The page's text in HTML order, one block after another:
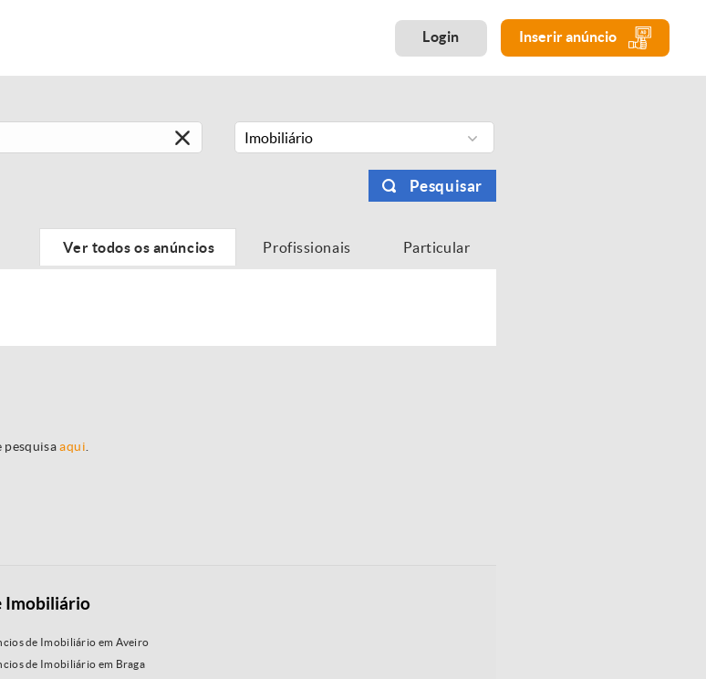
Login Inserir anúncio
Imobiliário
Pesquisar
Ver todos os anúncios Profissionais Particular
pesquisaaqui
Imobiliário
de Imobiliário em Aveiro
de Imobiliário em Braga